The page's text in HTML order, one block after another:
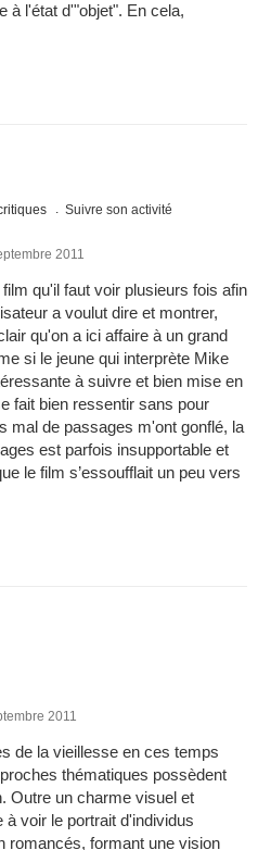
à l'état d'"objet". En cela,
Suivre son activité
2011
qu'il faut voir plusieurs fois afin
a voulut dire et montrer,
qu'on a ici affaire à un grand
si le jeune qui interprète Mike
à suivre et bien mise en
fait bien ressentir sans pour
mal de passages m'ont gonflé, la
est parfois insupportable et
le film s’essoufflait un peu vers
2011
de la vieillesse en ces temps
thématiques possèdent
Outre un charme visuel et
à voir le portrait d'individus
romancés, formant une vision